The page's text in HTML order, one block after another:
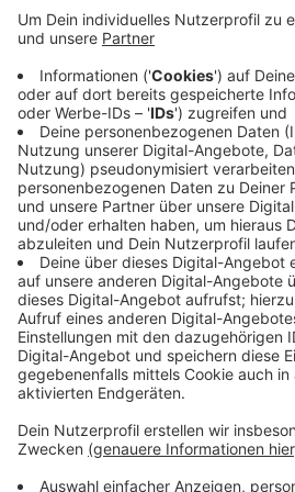
Anzeige
Das zweite Tor fiel erst in der
Die Nürnberger sammeln damit
Abstiegskampf. Für die Fortuna
Zweitliga-Tabelle um einen Platz
Düsseldorfer sind jetzt
Spiel findet am kommenden
Dann hat die Fortuna den
Düsseldorfer Stadion zu Gast.
Anzeige